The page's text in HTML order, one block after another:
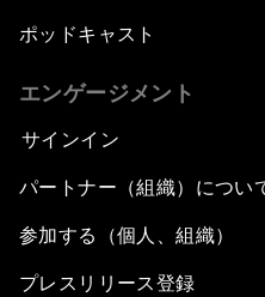
ポッドキャスト
エンゲージメント
サインイン
パートナー（組織）につい
参加する（個人、組織）
プレスリリース登録